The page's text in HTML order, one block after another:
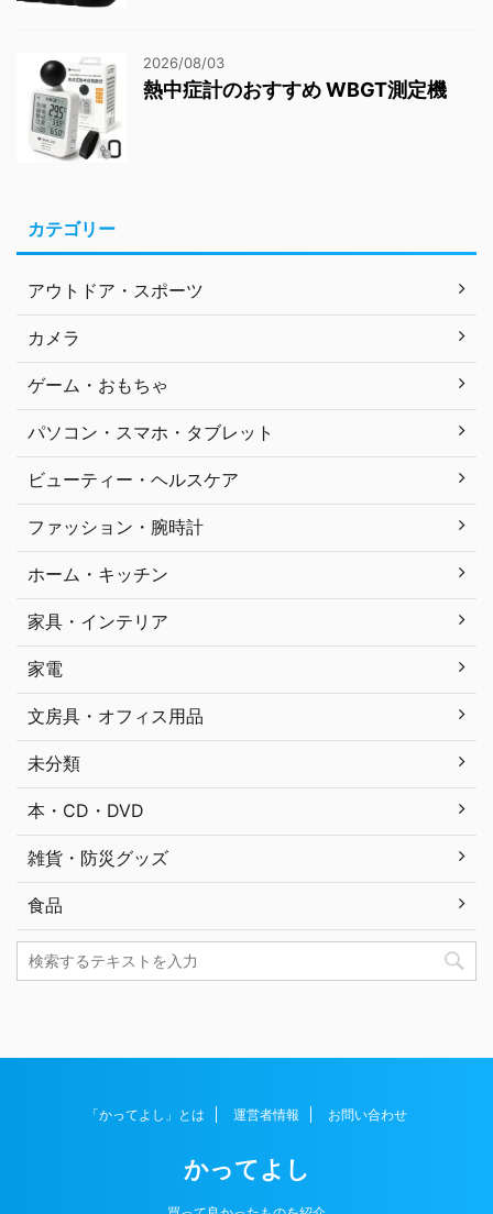
2026/08/03
熱中症計のおすすめ WBGT測定機
カテゴリー
アウトドア・スポーツ
カメラ
ゲーム・おもちゃ
パソコン・スマホ・タブレット
ビューティー・ヘルスケア
ファッション・腕時計
ホーム・キッチン
家具・インテリア
家電
文房具・オフィス用品
未分類
本・CD・DVD
雑貨・防災グッズ
食品
「かってよし」とは 運営者情報 お問い合わせ
かってよし